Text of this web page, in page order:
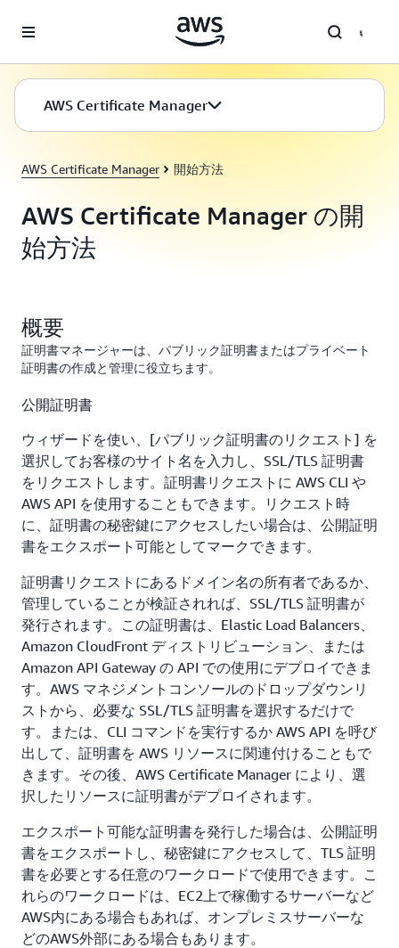
AWS Certificate Manager
AWS Certificate Manager 開始方法
AWS Certificate Manager の開
始方法
概要
証明書マネージャーは、パブリック証明書またはプライベート
証明書の作成と管理に役立ちます。
公開証明書
ウィザードを使い、[パブリック証明書のリクエスト] を
選択してお客様のサイト名を入力し、SSL/TLS 証明書
をリクエストします。証明書リクエストに AWS CLI や
AWS API を使用することもできます。リクエスト時
に、証明書の秘密鍵にアクセスしたい場合は、公開証明
書をエクスポート可能としてマークできます。
証明書リクエストにあるドメイン名の所有者であるか、
管理していることが検証されれば、SSL/TLS 証明書が
発行されます。この証明書は、Elastic Load Balancers、
Amazon CloudFront ディストリビューション、または
Amazon API Gateway の API での使用にデプロイできま
す。AWS マネジメントコンソールのドロップダウンリ
ストから、必要な SSL/TLS 証明書を選択するだけで
す。または、CLI コマンドを実行するか AWS API を呼び
出して、証明書を AWS リソースに関連付けることもで
きます。その後、AWS Certificate Manager により、選
択したリソースに証明書がデプロイされます。
エクスポート可能な証明書を発行した場合は、公開証明
書をエクスポートし、秘密鍵にアクセスして、TLS 証明
書を必要とする任意のワークロードで使用できます。こ
れらのワークロードは、EC2上で稼働するサーバーなど
AWS内にある場合もあれば、オンプレミスサーバーな
どのAWS外部にある場合もあります。